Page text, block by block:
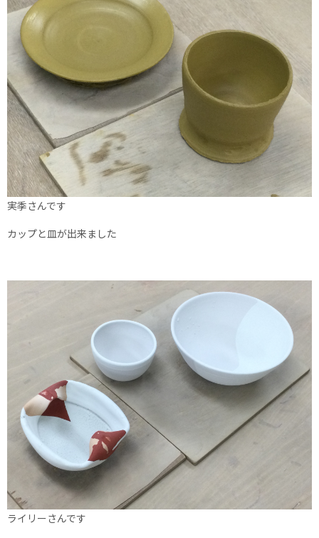
実季さんです
カップと皿が出来ました
ライリーさんです